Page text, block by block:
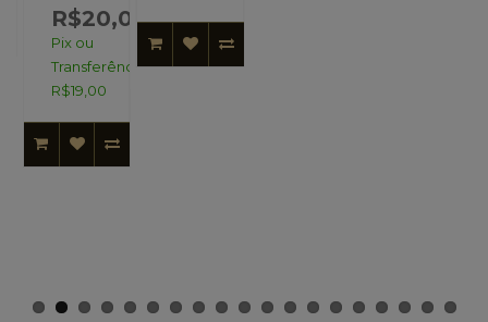
R$20,00
Pix ou
Transferência:
R$19,00